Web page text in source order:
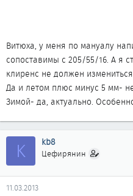
Витюха, у меня по мануалу
сопоставимы с 205/55/16. А я
клиренс не должен
Да и летом плюс минус 5 мм-
Зимой- да, актуально.
K kb8
Цефирянин
11.03.2013